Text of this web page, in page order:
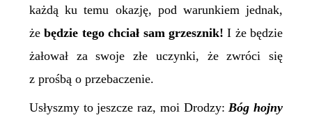
każdą ku temu okazję, pod warunkiem jednak,
żebędzie tego chciał sam grzesznik! I że będzie
żałował za swoje złe uczynki, że zwróci się
z prośbą o przebaczenie.
Usłyszmy to jeszcze raz, moi Drodzy:Bóg hojny